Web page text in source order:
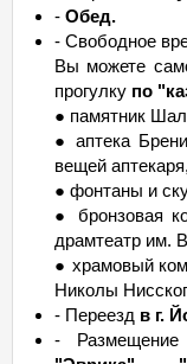
- Обед.
- Свободное
Вы можете
прогулку по
● памятник
● аптека
вещей аптекаря,
● фонтаны и
● бронзовая
драмтеатр им.
● храмовый
Николы
- Переезд в г.
- Размещение